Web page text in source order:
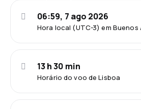
Hora local (UTC-3) em Buenos
06:59, 7 ago 2026
Horário do voo de Lisboa
13 h 30 min